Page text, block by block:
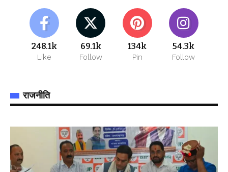
248.1k
Like
69.1k
Follow
134k
Pin
54.3k
Follow
राजनीति